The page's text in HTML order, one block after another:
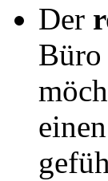
Der
Büro